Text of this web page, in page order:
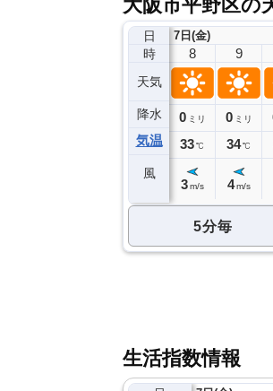
大阪市平野区の
日
時
天気
降水
気温
風
7日(金)
7
0ミリ
31℃
8
0 ミリ
33℃
3 m/s
9
0 ミリ
34℃
4 m/s
5分毎
生活指数情報